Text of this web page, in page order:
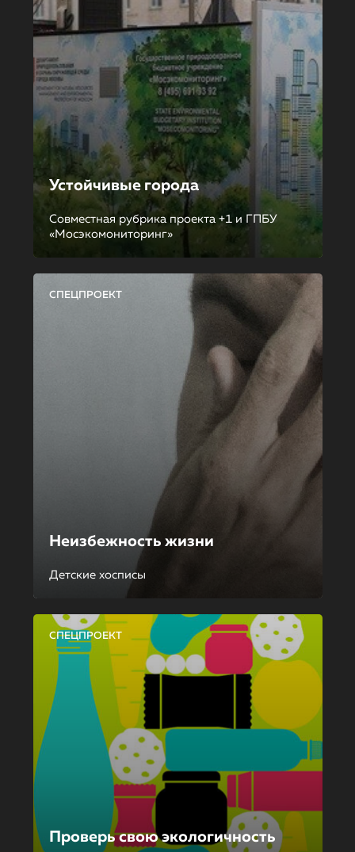
Устойчивые города
Совместная рубрика проекта +1 и ГПБУ
«Мосэкомониторинг»
СПЕЦПРОЕКТ
Неизбежность жизни
Детские хосписы
СПЕЦПРОЕКТ
Проверь свою экологичность